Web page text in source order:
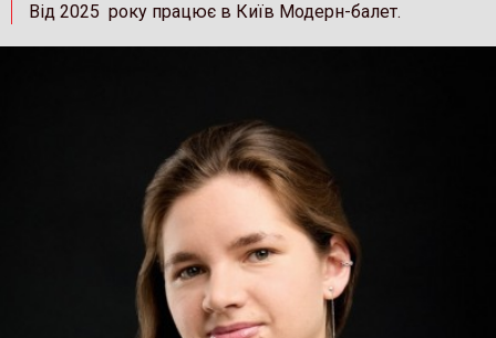
Від 2025 року працює в Київ Модерн-балет.